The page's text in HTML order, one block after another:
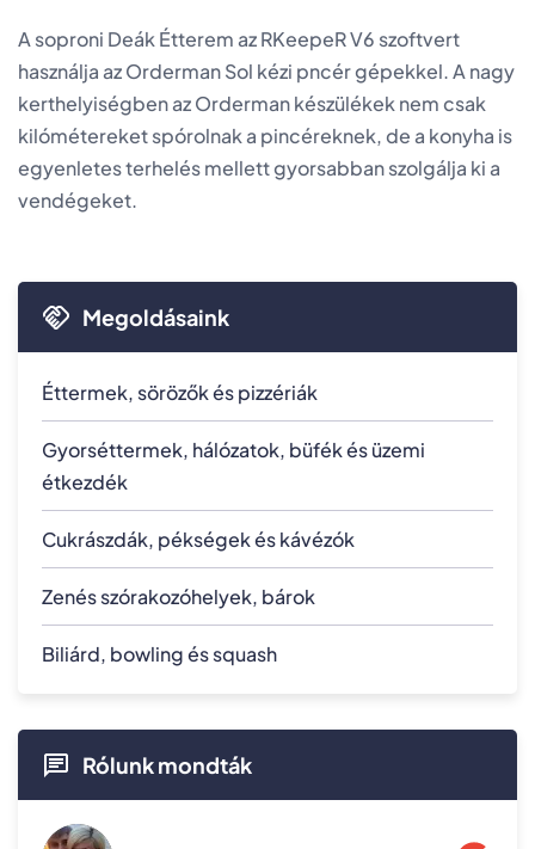
A soproni Deák Étterem az RKeepeR V6 szoftvert
használja az Orderman Sol kézi pncér gépekkel. A nagy
kerthelyiségben az Orderman készülékek nem csak
kilómétereket spórolnak a pincéreknek, de a konyha is
egyenletes terhelés mellett gyorsabban szolgálja ki a
vendégeket.
Megoldásaink
Éttermek, sörözők és pizzériák
Gyorséttermek, hálózatok, büfék és üzemi
étkezdék
Cukrászdák, pékségek és kávézók
Zenés szórakozóhelyek, bárok
Biliárd, bowling és squash
Rólunk mondták